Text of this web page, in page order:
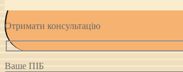
Отримати консультацію
Ваше ПІБ